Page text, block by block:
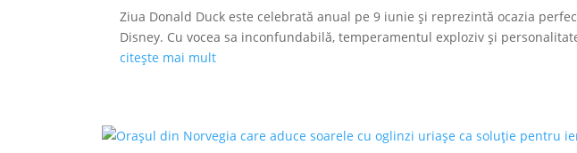
Ziua Donald Duck este celebrată anual pe 9 iunie și reprezintă ocazia
Disney. Cu vocea sa inconfundabilă, temperamentul exploziv și
citește mai mult